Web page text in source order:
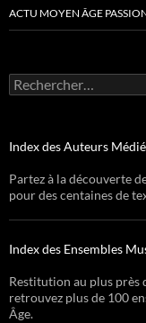
ACTU MOYEN ÂGE
Rechercher :
Index des Auteurs
Partez à la découverte
pour des centaines de
Index des Ensembles
Restitution au plus près
retrouvez plus de 100
Âge.